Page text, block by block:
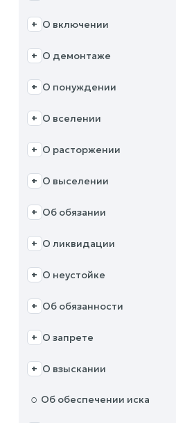
+ О включении
+ О демонтаже
+ О понуждении
+ О вселении
+ О расторжении
+ О выселении
+ Об обязании
+ О ликвидации
+ О неустойке
+ Об обязанности
+ О запрете
+ О взыскании
○ Об обеспечении иска